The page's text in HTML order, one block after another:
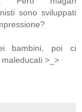
sono sviluppati
bambini, poi ci
>_>